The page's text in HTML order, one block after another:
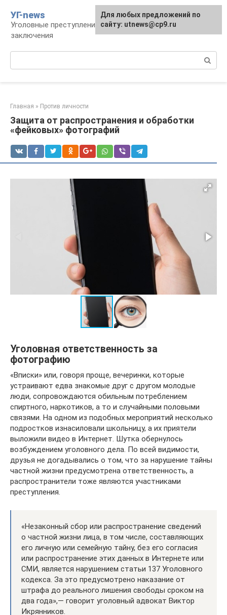
контенту
УГ-news
Уголовные преступления, наказания, места
заключения
Главная » Против личности
Защита от распространения и обработки
«фейковых» фотографий
Уголовная ответственность за
фотографию
«Вписки» или, говоря проще, вечеринки, которые
устраивают едва знакомые друг с другом молодые
люди, сопровождаются обильным потреблением
спиртного, наркотиков, а то и случайными половыми
связями. На одном из подобных мероприятий несколько
подростков изнасиловали школьницу, а их приятели
выложили видео в Интернет. Шутка обернулось
возбуждением уголовного дела. По всей видимости,
друзья не догадывались о том, что за нарушение тайны
частной жизни предусмотрена ответственность, а
распространители тоже являются участниками
преступления.
«Незаконный сбор или распространение сведений
о частной жизни лица, в том числе, составляющих
его личную или семейную тайну, без его согласия
или распространение этих данных в Интернете или
СМИ, является нарушением статьи 137 Уголовного
кодекса. За это предусмотрено наказание от
штрафа до реального лишения свободы сроком на
два года»,— говорит уголовный адвокат Виктор
Икрянников.
Для любых предложений по
сайту: utnews@cp9.ru